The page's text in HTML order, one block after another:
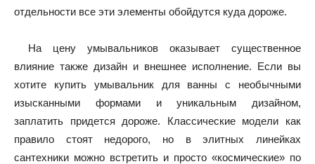
отдельности все эти элементы обойдутся куда дороже.
На цену умывальников оказывает существенное
влияние также дизайн и внешнее исполнение. Если вы
хотите купить умывальник для ванны с необычными
изысканными формами и уникальным дизайном,
заплатить придется дороже. Классические модели как
правило стоят недорого, но в элитных линейках
сантехники можно встретить и просто «космические» по